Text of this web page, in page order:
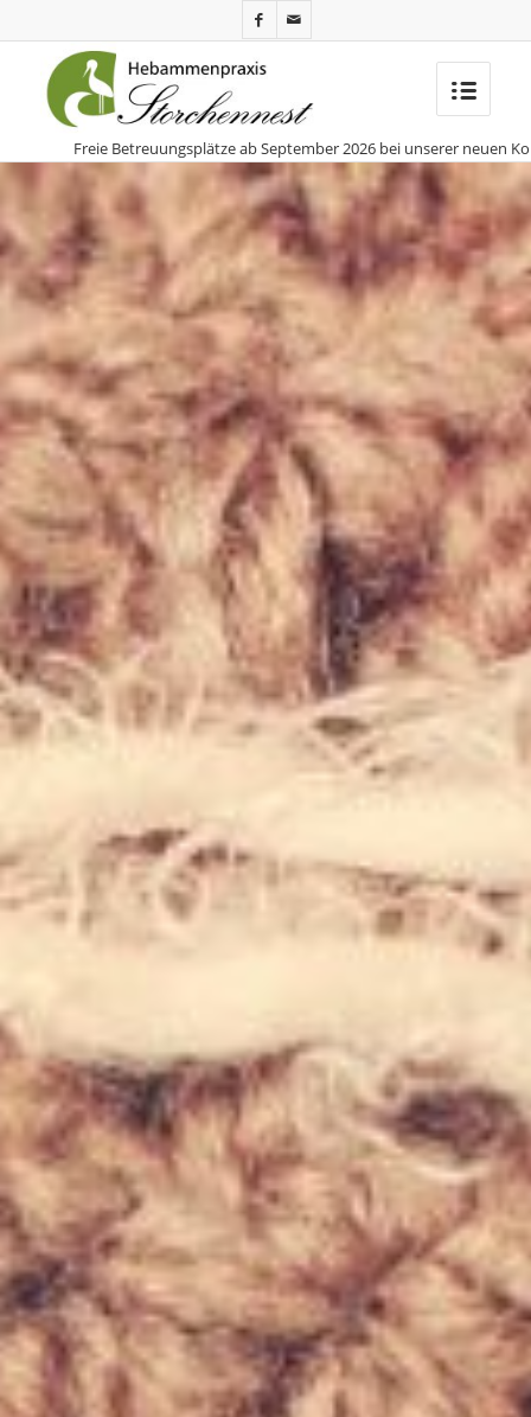
Betreuungsplätze ab September 2026 bei unserer neuen Kollegin